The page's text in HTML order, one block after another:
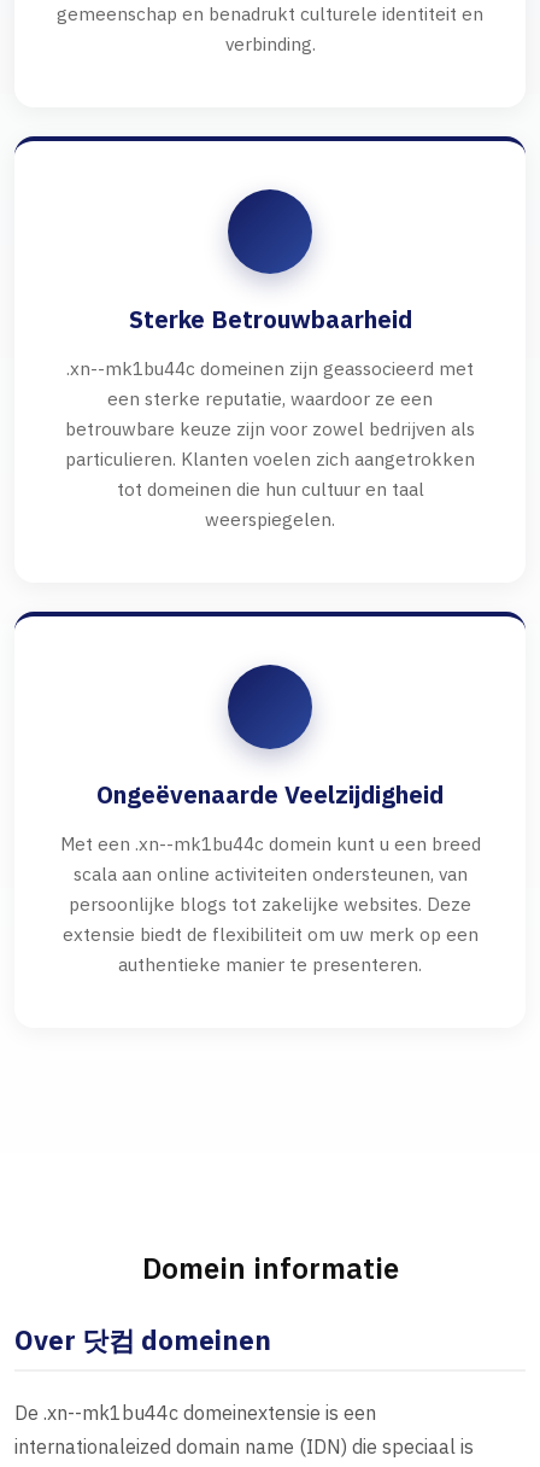
gemeenschap en benadrukt culturele identiteit en
verbinding.
Sterke Betrouwbaarheid
.xn--mk1bu44c domeinen zijn geassocieerd met
een sterke reputatie, waardoor ze een
betrouwbare keuze zijn voor zowel bedrijven als
particulieren. Klanten voelen zich aangetrokken
tot domeinen die hun cultuur en taal
weerspiegelen.
Ongeëvenaarde Veelzijdigheid
Met een .xn--mk1bu44c domein kunt u een breed
scala aan online activiteiten ondersteunen, van
persoonlijke blogs tot zakelijke websites. Deze
extensie biedt de flexibiliteit om uw merk op een
authentieke manier te presenteren.
Domein informatie
Over 닷컴 domeinen
De .xn--mk1bu44c domeinextensie is een
internationaleized domain name (IDN) die speciaal is